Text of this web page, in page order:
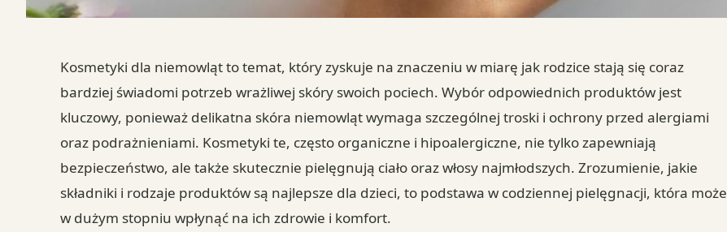
Kosmetyki dla niemowląt to temat, który zyskuje na znaczeniu w miarę jak rodzice stają się coraz
bardziej świadomi potrzeb wrażliwej skóry swoich pociech. Wybór odpowiednich produktów jest
kluczowy, ponieważ delikatna skóra niemowląt wymaga szczególnej troski i ochrony przed alergiami
oraz podrażnieniami. Kosmetyki te, często organiczne i hipoalergiczne, nie tylko zapewniają
bezpieczeństwo, ale także skutecznie pielęgnują ciało oraz włosy najmłodszych. Zrozumienie, jakie
składniki i rodzaje produktów są najlepsze dla dzieci, to podstawa w codziennej pielęgnacji, która może
w dużym stopniu wpłynąć na ich zdrowie i komfort.